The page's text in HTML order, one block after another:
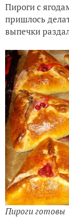
Пироги с
пришлось
выпечки
Пироги готовы